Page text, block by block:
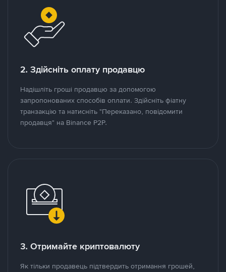
2. Здійсніть оплату продавцю
Надішліть гроші продавцю за допомогою
запропонованих способів оплати. Здійсніть фіатну
транзакцію та натисніть "Переказано, повідомити
продавця" на Binance P2P.
3. Отримайте криптовалюту
Як тільки продавець підтвердить отримання грошей,